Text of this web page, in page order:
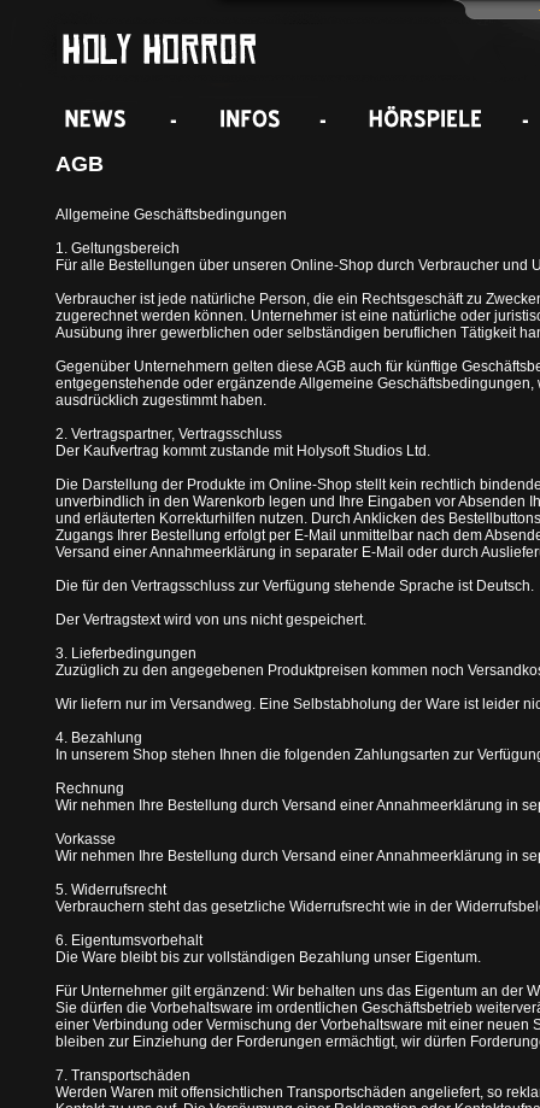
AGB
Allgemeine Geschäftsbedingungen
1. Geltungsbereich
Für alle Bestellungen über unseren Online-Shop durch Verbraucher und
Verbraucher ist jede natürliche Person, die ein Rechtsgeschäft zu
zugerechnet werden können. Unternehmer ist eine natürliche oder
Ausübung ihrer gewerblichen oder selbständigen beruflichen Tätigkeit
Gegenüber Unternehmern gelten diese AGB auch für künftige
entgegenstehende oder ergänzende Allgemeine
ausdrücklich zugestimmt haben.
2. Vertragspartner, Vertragsschluss
Der Kaufvertrag kommt zustande mit Holysoft Studios Ltd.
Die Darstellung der Produkte im Online-Shop stellt kein rechtlich
unverbindlich in den Warenkorb legen und Ihre Eingaben vor Absenden
und erläuterten Korrekturhilfen nutzen. Durch Anklicken des
Zugangs Ihrer Bestellung erfolgt per E-Mail unmittelbar nach dem
Versand einer Annahmeerklärung in separater E-Mail oder durch
Die für den Vertragsschluss zur Verfügung stehende Sprache ist Deutsch.
Der Vertragstext wird von uns nicht gespeichert.
3. Lieferbedingungen
Zuzüglich zu den angegebenen Produktpreisen kommen noch
Wir liefern nur im Versandweg. Eine Selbstabholung der Ware ist leider
4. Bezahlung
In unserem Shop stehen Ihnen die folgenden Zahlungsarten zur
Rechnung
Wir nehmen Ihre Bestellung durch Versand einer Annahmeerklärung in
Vorkasse
Wir nehmen Ihre Bestellung durch Versand einer Annahmeerklärung in
5. Widerrufsrecht
Verbrauchern steht das gesetzliche Widerrufsrecht wie in der
6. Eigentumsvorbehalt
Die Ware bleibt bis zur vollständigen Bezahlung unser Eigentum.
Für Unternehmer gilt ergänzend: Wir behalten uns das Eigentum an der
Sie dürfen die Vorbehaltsware im ordentlichen Geschäftsbetrieb
einer Verbindung oder Vermischung der Vorbehaltsware mit einer
bleiben zur Einziehung der Forderungen ermächtigt, wir dürfen
7. Transportschäden
Werden Waren mit offensichtlichen Transportschäden angeliefert, so